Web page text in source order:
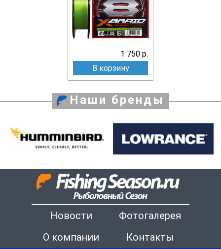
1 750 р.
В корзину
Наши бренды
Новости
Фотогалерея
О компании
Контакты